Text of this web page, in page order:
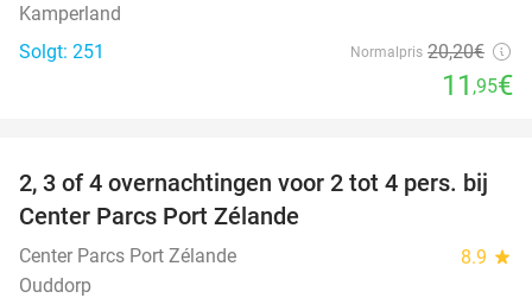
Kamperland
Solgt: 251
Normalpris 20,20€
11 ,95€
17%
2, 3 of 4 overnachtingen voor 2 tot 4 pers. bij
Center Parcs Port Zélande
Center Parcs Port Zélande 8.9 star
Ouddorp